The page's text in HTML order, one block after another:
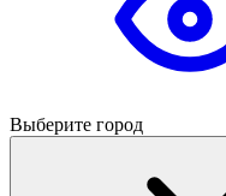
Выберите город